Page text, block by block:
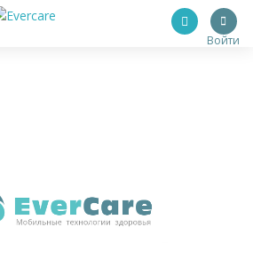
Войти